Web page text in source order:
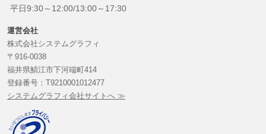
平日9:30～12:00/13:00～17:30
運営会社
株式会社システムグラフィ
〒916-0038
福井県鯖江市下河端町414
登録番号：T9210001012477
システムグラフィ会社サイトへ ≫